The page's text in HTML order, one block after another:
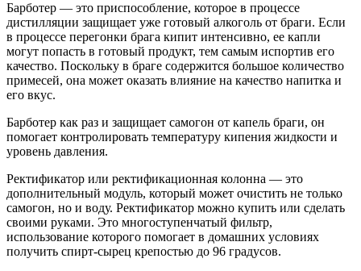
Барботер — это приспособление, которое в процессе
дистилляции защищает уже готовый алкоголь от браги. Если
в процессе перегонки брага кипит интенсивно, ее капли
могут попасть в готовый продукт, тем самым испортив его
качество. Поскольку в браге содержится большое количество
примесей, она может оказать влияние на качество напитка и
его вкус.
Барботер как раз и защищает самогон от капель браги, он
помогает контролировать температуру кипения жидкости и
уровень давления.
Ректификатор или ректификационная колонна — это
дополнительный модуль, который может очистить не только
самогон, но и воду. Ректификатор можно купить или сделать
своими руками. Это многоступенчатый фильтр,
использование которого помогает в домашних условиях
получить спирт-сырец крепостью до 96 градусов.